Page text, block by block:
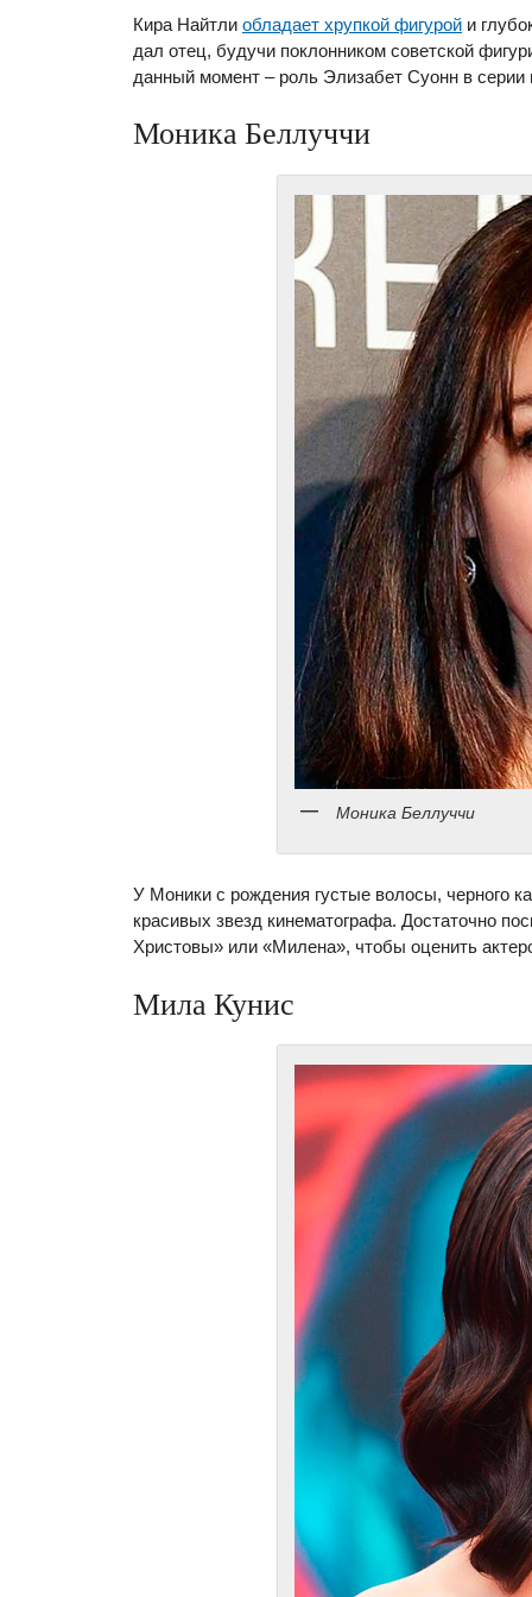
Кира Найтли обладает хрупкой фигурой и
дал отец, будучи поклонником советской
данный момент – роль Элизабет Суонн в серии
Моника Беллуччи
Моника Беллуччи
У Моники с рождения густые волосы, черного
красивых звезд кинематографа. Достаточно
Христовы» или «Милена», чтобы оценить
Мила Кунис